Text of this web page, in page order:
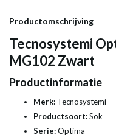
Productomschrijving
Tecnosystemi
MG102 Zwart
Productinformatie
Merk: Tecnosystemi
Productsoort:Sok
Serie:Optima